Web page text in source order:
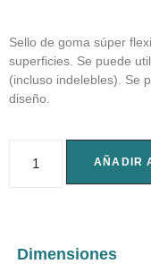
Sello de goma súper
superficies. Se puede
(incluso indelebles). Se
diseño.
AÑADIR
Dimensiones